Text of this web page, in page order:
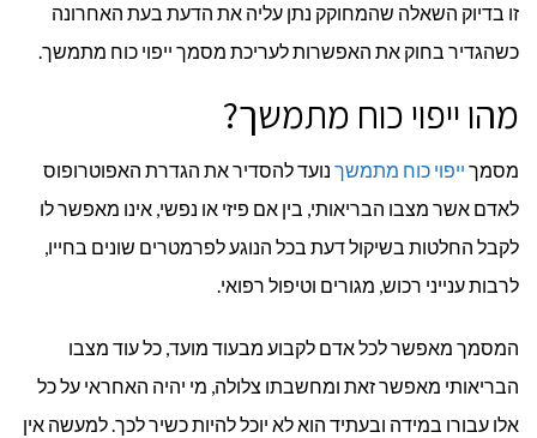
ככליזו בדיוק השאלה שהמחוקק נתן עליה את הדעת בעת האחרונה
כשהגדיר בחוק את האפשרות לעריכת מסמך ייפוי כוח מתמשך.
מהו ייפוי כוח מתמשך?
מסמך ייפוי כוח מתמשך נועד להסדיר את הגדרת האפוטרופוס
לאדם אשר מצבו הבריאותי, בין אם פיזי או נפשי, אינו מאפשר לו
לקבל החלטות בשיקול דעת בכל הנוגע לפרמטרים שונים בחייו,
לרבות ענייני רכוש, מגורים וטיפול רפואי.
המסמך מאפשר לכל אדם לקבוע מבעוד מועד, כל עוד מצבו
הבריאותי מאפשר זאת ומחשבתו צלולה, מי יהיה האחראי על כל
אלו עבורו במידה ובעתיד הוא לא יוכל להיות כשיר לכך. למעשה אין